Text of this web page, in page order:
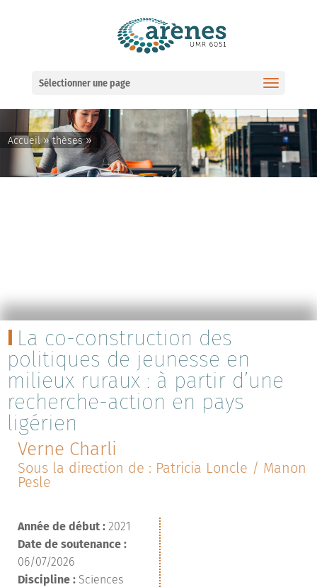
Sélectionner une page
Accueil»thèses»
La co-construction des
politiques de jeunesse en
milieux ruraux : à partir d’une
recherche-action en pays
ligérien
Verne Charli
Sous la direction de : Patricia Loncle / Manon
Pesle
Année de début : 2021
Date de soutenance :
06/07/2026
Discipline : Sciences